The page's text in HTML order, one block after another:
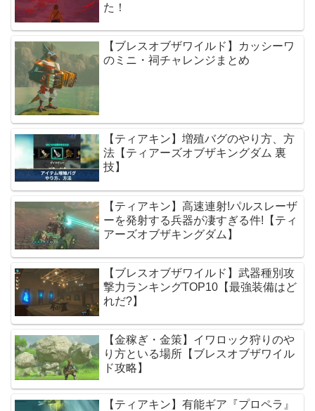
た！
【ブレスオブザワイルド】カッシーワ
のミニ・祠チャレンジまとめ
【ティアキン】増殖バグのやり方、方
法【ティアーズオブザキングダム 裏
技】
【ティアキン】高速連射!パルスレーザ
ーを発射する兵器が凄すぎる件!【ティ
アーズオブザキングダム】
【ブレスオブザワイルド】武器種別攻
撃力ランキングTOP10【最強装備はど
れだ?】
【金稼ぎ・金策】イワロック狩りのや
り方といる場所【ブレスオブザワイル
ド攻略】
【ティアキン】有能ギア『プロペラ』